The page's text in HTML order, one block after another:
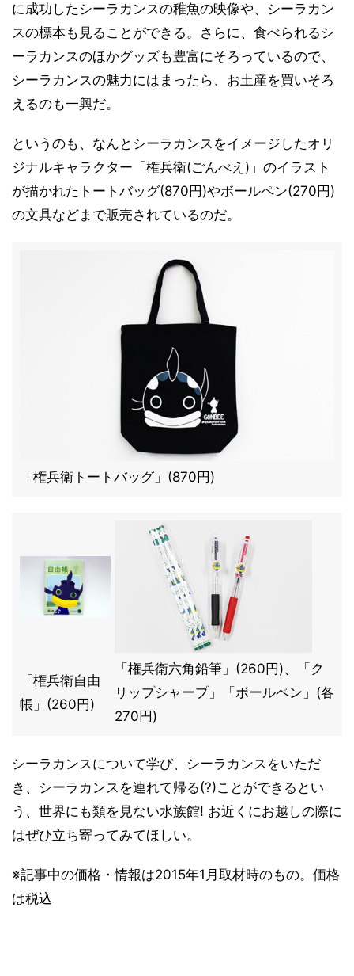
に成功したシーラカンスの稚魚の映像や、シーラカン
スの標本も見ることができる。さらに、食べられるシ
ーラカンスのほかグッズも豊富にそろっているので、
シーラカンスの魅力にはまったら、お土産を買いそろ
えるのも一興だ。
というのも、なんとシーラカンスをイメージしたオリ
ジナルキャラクター「権兵衛(ごんべえ)」のイラスト
が描かれたトートバッグ(870円)やボールペン(270円)
の文具などまで販売されているのだ。
「権兵衛トートバッグ」(870円)
「権兵衛自由
帳」(260円)
「権兵衛六角鉛筆」(260円)、「ク
リップシャープ」「ボールペン」(各
270円)
シーラカンスについて学び、シーラカンスをいただ
き、シーラカンスを連れて帰る(?)ことができるとい
う、世界にも類を見ない水族館! お近くにお越しの際に
はぜひ立ち寄ってみてほしい。
※記事中の価格・情報は2015年1月取材時のもの。価格
は税込